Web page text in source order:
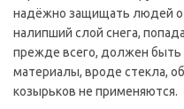
надёжно защищать людей
налипший слой снега,
прежде всего, должен быть
материалы, вроде стекла,
козырьков не применяются.